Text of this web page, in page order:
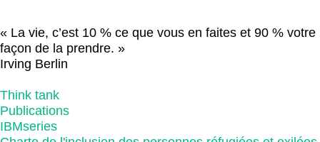
« La vie, c’est 10 % ce que vous en faites et 90 % votre
façon de la prendre. »
Irving Berlin
Think tank
Publications
IBMseries